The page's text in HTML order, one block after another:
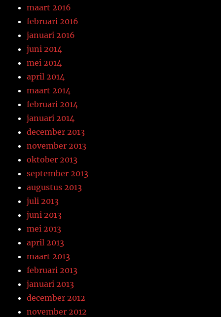
maart 2016
februari 2016
januari 2016
juni 2014
mei 2014
april 2014
maart 2014
februari 2014
januari 2014
december 2013
november 2013
oktober 2013
september 2013
augustus 2013
juli 2013
juni 2013
mei 2013
april 2013
maart 2013
februari 2013
januari 2013
december 2012
november 2012